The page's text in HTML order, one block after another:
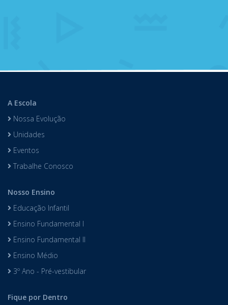
A Escola
Nossa Evolução
Unidades
Eventos
Trabalhe Conosco
Nosso Ensino
Educação Infantil
Ensino Fundamental I
Ensino Fundamental II
Ensino Médio
3º Ano - Pré-vestibular
Fique por Dentro